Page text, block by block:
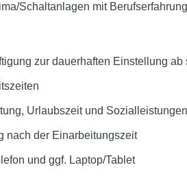
Schaltanlagen mit
zur dauerhaften Einstellung ab
Urlaubszeit und Sozialleistungen
nach der Einarbeitungszeit
und ggf. Laptop/Tablet